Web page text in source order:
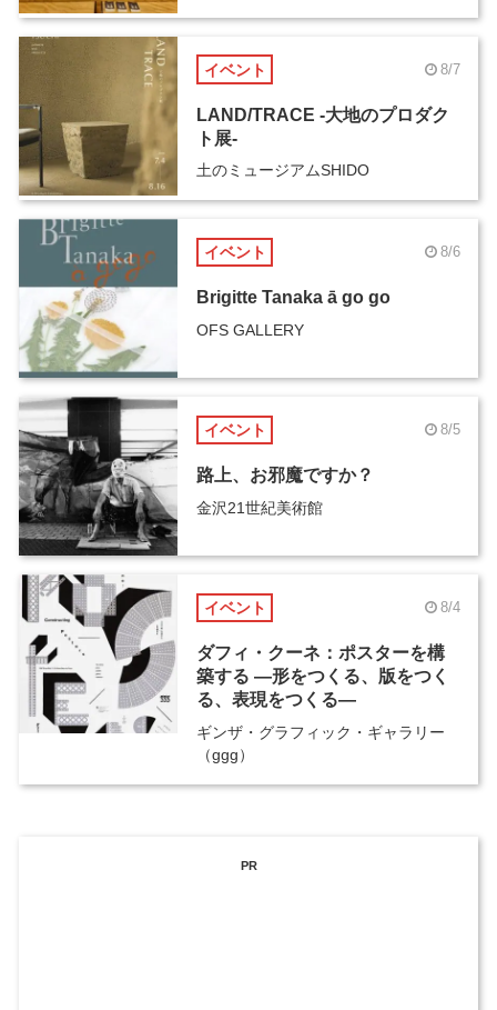
イベント 8/7
LAND/TRACE -大地のプロダク
ト展-
土のミュージアムSHIDO
イベント 8/6
Brigitte Tanaka ā go go
OFS GALLERY
イベント 8/5
路上、お邪魔ですか？
金沢21世紀美術館
イベント 8/4
ダフィ・クーネ：ポスターを構
築する ―形をつくる、版をつく
る、表現をつくる―
ギンザ・グラフィック・ギャラリー
（ggg）
PR